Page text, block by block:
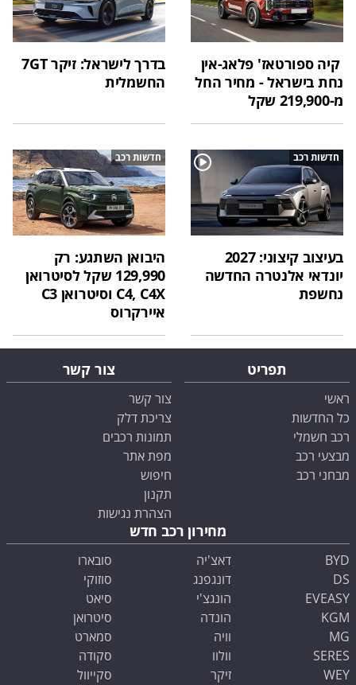
קיה ספורטאז' פלאג-אין
נחת בישראל - מחיר החל
מ-219,900 שקל
בדרך לישראל: זיקר 7GT
החשמלית
חדשות רכב
בעיצוב קיצוני: 2027
יונדאי אלנטרה החדשה
נחשפת
חדשות רכב
היבואן השתגע: רק
129,990 שקל לסיטרואן
C4, C4X וסיטרואן C3
איירקרוס
תפריט
ראשי
כל החדשות
רכב חשמלי
מבצעי רכב
מבחני רכב
צור קשר
צור קשר
צריכת דלק
תמונות רכבים
מפת אתר
חיפוש
תקנון
הצהרת נגישות
מחירון רכב חדש
BYD
DS
EVEASY
KGM
MG
SERES
WEY
דאצ'יה
דונגפנג
הונגצ'י
הונדה
וויה
וולוו
זיקר
סובארו
סוזוקי
סיאט
סיטרואן
סמארט
סקודה
סקייוול